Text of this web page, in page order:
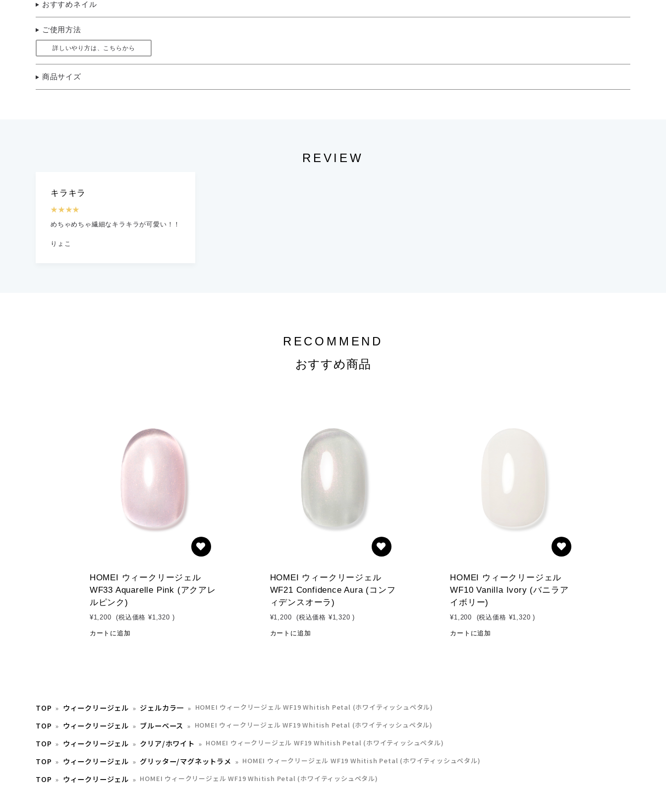
おすすめネイル
ご使用方法
詳しいやり方は、こちらから
商品サイズ
REVIEW
キラキラ
★★★★
めちゃめちゃ繊細なキラキラが可愛い！！
りょこ
RECOMMEND
おすすめ商品
HOMEI ウィークリージェル
WF33 Aquarelle Pink (アクアレ
ルピンク)
¥1,200 (税込価格 ¥1,320 )
カートに追加
HOMEI ウィークリージェル
WF21 Confidence Aura (コンフ
ィデンスオーラ)
¥1,200 (税込価格 ¥1,320 )
カートに追加
HOMEI ウィークリージェル
WF10 Vanilla Ivory (バニラア
イボリー)
¥1,200 (税込価格 ¥1,320 )
カートに追加
TOP ウィークリージェル ジェルカラ一 HOMEI ウィークリージェル WF19 Whitish Petal (ホワイティッシュペタル)
TOP ウィークリージェル ブルーベース HOMEI ウィークリージェル WF19 Whitish Petal (ホワイティッシュペタル)
TOP ウィークリージェル クリア/ホワイト HOMEI ウィークリージェル WF19 Whitish Petal (ホワイティッシュペタル)
TOP ウィークリージェル グリッター/マグネットラメ HOMEI ウィークリージェル WF19 Whitish Petal (ホワイティッシュペタル)
TOP ウィークリージェル HOMEI ウィークリージェル WF19 Whitish Petal (ホワイティッシュペタル)